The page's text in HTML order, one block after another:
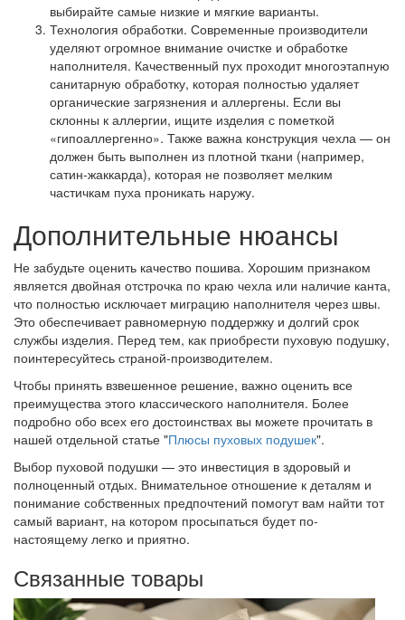
выбирайте самые низкие и мягкие варианты.
Технология обработки. Современные производители
уделяют огромное внимание очистке и обработке
наполнителя. Качественный пух проходит многоэтапную
санитарную обработку, которая полностью удаляет
органические загрязнения и аллергены. Если вы
склонны к аллергии, ищите изделия с пометкой
«гипоаллергенно». Также важна конструкция чехла — он
должен быть выполнен из плотной ткани (например,
сатин-жаккарда), которая не позволяет мелким
частичкам пуха проникать наружу.
Дополнительные нюансы
Не забудьте оценить качество пошива. Хорошим признаком
является двойная отстрочка по краю чехла или наличие канта,
что полностью исключает миграцию наполнителя через швы.
Это обеспечивает равномерную поддержку и долгий срок
службы изделия. Перед тем, как приобрести пуховую подушку,
поинтересуйтесь страной-производителем.
Чтобы принять взвешенное решение, важно оценить все
преимущества этого классического наполнителя. Более
подробно обо всех его достоинствах вы можете прочитать в
нашей отдельной статье "Плюсы пуховых подушек".
Выбор пуховой подушки — это инвестиция в здоровый и
полноценный отдых. Внимательное отношение к деталям и
понимание собственных предпочтений помогут вам найти тот
самый вариант, на котором просыпаться будет по-
настоящему легко и приятно.
Связанные товары